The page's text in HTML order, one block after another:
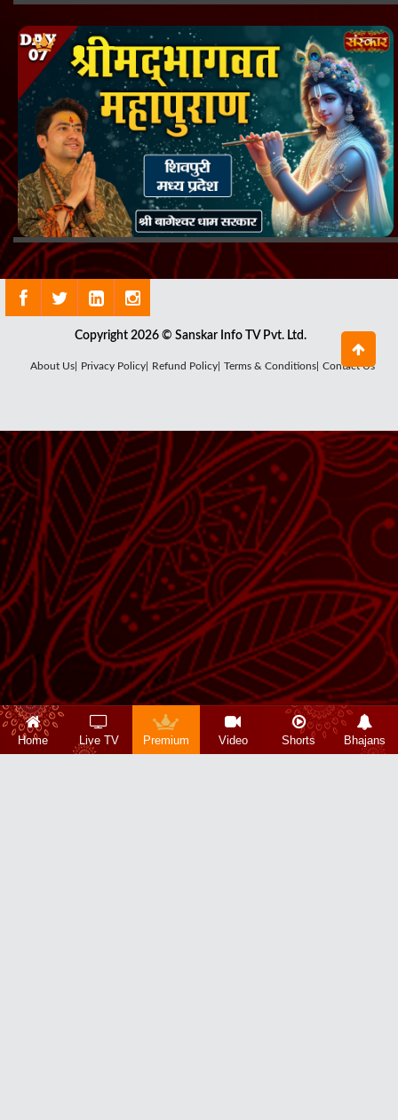
Copyright 2026 © Sanskar Info TV Pvt. Ltd.
About Us| Privacy Policy| Refund Policy| Terms & Conditions| Contact Us
Home Live TV Premium Video Shorts Bhajans